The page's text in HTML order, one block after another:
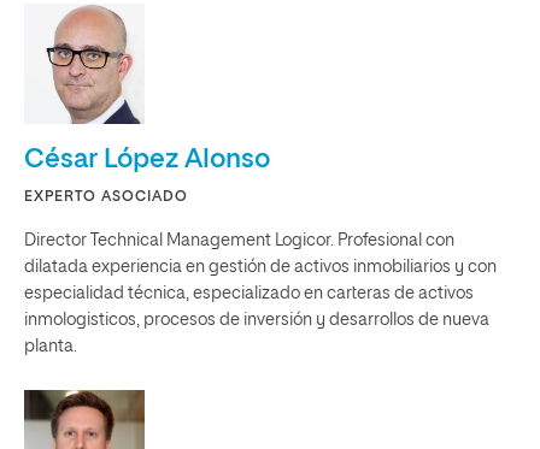
César López Alonso
EXPERTO ASOCIADO
Director Technical Management Logicor. Profesional con
dilatada experiencia en gestión de activos inmobiliarios y con
especialidad técnica, especializado en carteras de activos
inmologisticos, procesos de inversión y desarrollos de nueva
planta.